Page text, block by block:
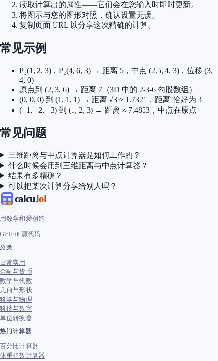
读取计算出的属性——它们会在您输入时即时更新。
将图示与您的图形对照，确认设置无误。
复制页面 URL 以分享这次精确的计算。
常见示例
P₁(1, 2, 3)，P₂(4, 6, 3) → 距离 5，中点 (2.5, 4, 3)，位移 (3,
4, 0)
原点到 (2, 3, 6) → 距离 7（3D 中的 2-3-6 勾股数组）
(0, 0, 0) 到 (1, 1, 1) → 距离 √3 ≈ 1.7321，距离²恰好为 3
(−1, −2, −3) 到 (1, 2, 3) → 距离 ≈ 7.4833，中点在原点
常见问题
三维距离与中点计算器是如何工作的？
什么时候会用到三维距离与中点计算器？
结果有多精确？
可以把某次计算分享给别人吗？
calcu.lol
用数学和爱创造
GitHub 源代码
分类
日常实用
金融与货币
数学与代数
几何与形状
科学与物理
科技与数字
单位转换器
热门计算器
百分比计算器
体重指数计算器